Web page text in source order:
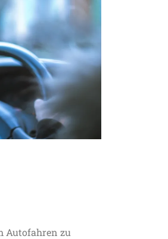
Autofahren zu